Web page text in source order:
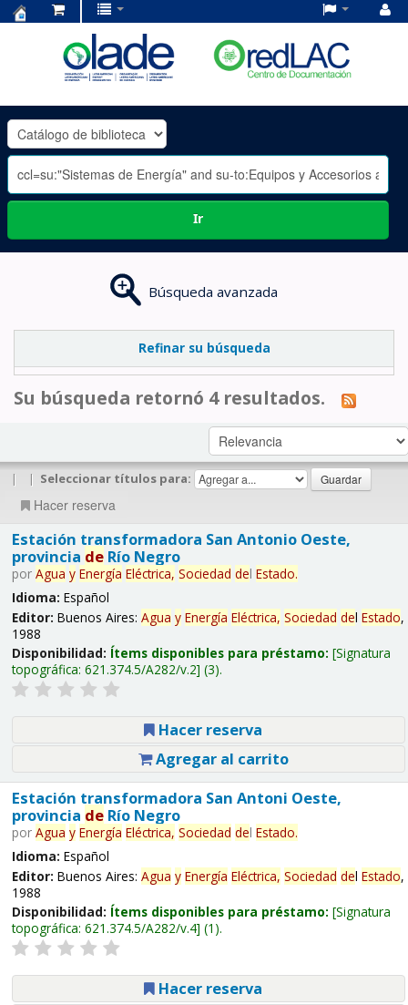
OLADE
-
Ir
Búsqueda avanzada
Refinar su búsqueda
Su búsqueda retornó 4 resultados.
| | Seleccionar títulos para:
Hacer reserva
Estación transformadora San Antonio Oeste,
provincia deRío Negro
por Agua y Energía Eléctrica, Sociedad del Estado.
Idioma: Español
Editor: Buenos Aires: Agua y Energía Eléctrica, Sociedad del Estado,
1988
Disponibilidad: Ítems disponibles para préstamo: Signatura
topográfica: 621.374.5/A282/v.2 (3).
Hacer reserva
Agregar al carrito
Estación transformadora San Antoni Oeste,
provincia deRío Negro
por Agua y Energía Eléctrica, Sociedad del Estado.
Idioma: Español
Editor: Buenos Aires: Agua y Energía Eléctrica, Sociedad del Estado,
1988
Disponibilidad: Ítems disponibles para préstamo: Signatura
topográfica: 621.374.5/A282/v.4 (1).
Hacer reserva